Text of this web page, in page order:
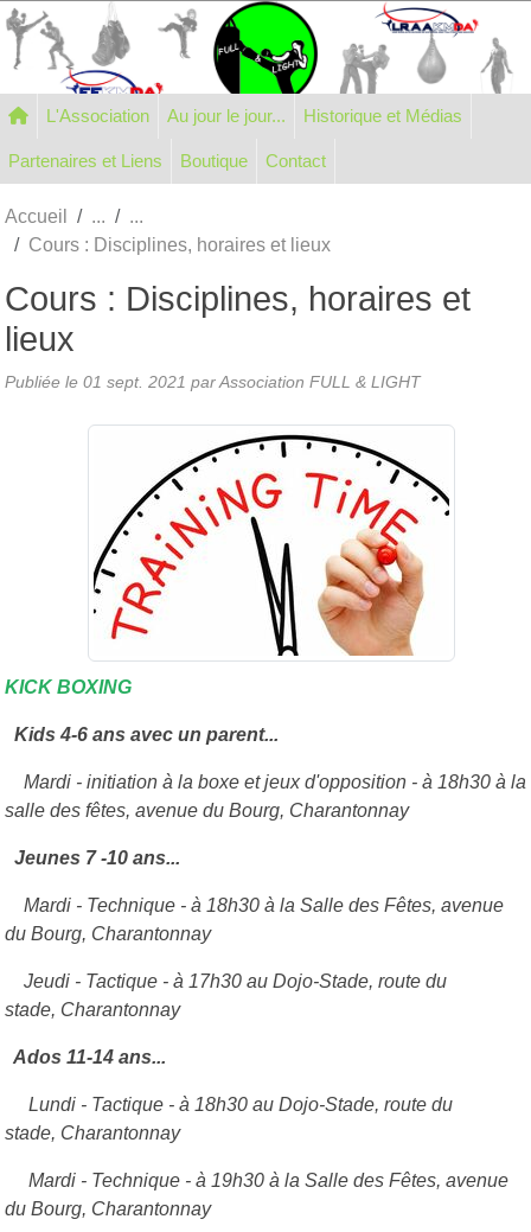
L'Association Au jour le jour... Historique et Médias
Partenaires et Liens Boutique Contact
Accueil
Cours : Disciplines, horaires et lieux
Cours : Disciplines, horaires et
lieux
Publiée le 01 sept. 2021 par Association FULL & LIGHT
KICK BOXING
Kids 4-6 ans avec un parent...
Mardi - initiation à la boxe et jeux d'opposition - à 18h30 à la
salle des fêtes, avenue du Bourg, Charantonnay
Jeunes 7 -10 ans...
Mardi - Technique - à 18h30 à la Salle des Fêtes, avenue
du Bourg, Charantonnay
Jeudi - Tactique - à 17h30 au Dojo-Stade, route du
stade, Charantonnay
Ados 11-14 ans...
Lundi - Tactique - à 18h30 au Dojo-Stade, route du
stade, Charantonnay
Mardi - Technique - à 19h30 à la Salle des Fêtes, avenue
du Bourg, Charantonnay
Panneau de gestion des cookies